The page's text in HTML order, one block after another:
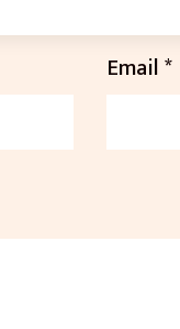
Email*